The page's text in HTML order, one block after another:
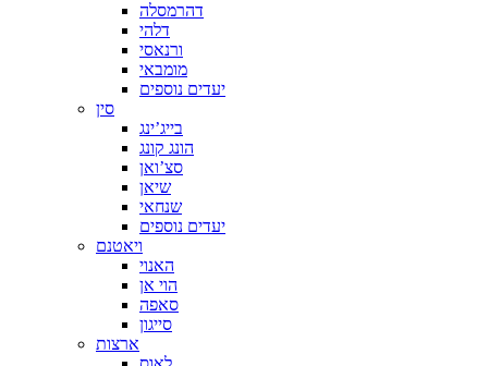
דהרמסלה
דלהי
ורנאסי
מומבאי
יעדים נוספים
סין
בייג’ינג
הונג קונג
סצ’ואן
שיאן
שנחאי
יעדים נוספים
ויאטנם
האנוי
הוי אן
סאפה
סייגון
ארצות